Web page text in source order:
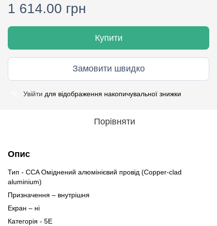
1 614.00 грн
Купити
Замовити швидко
Увійти для відображення накопичувальної знижки
Порівняти
Опис
Тип - CCA Оміднений алюмінієвий провід (Copper-clad
aluminium)
Призначення – внутрішня
Екран – ні
Категорія - 5E